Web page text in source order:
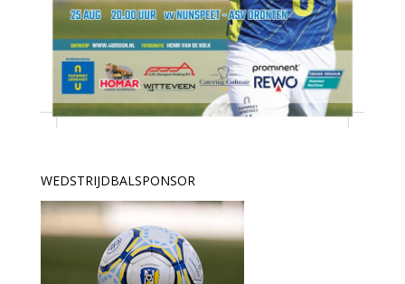
WEDSTRIJDBALSPONSOR